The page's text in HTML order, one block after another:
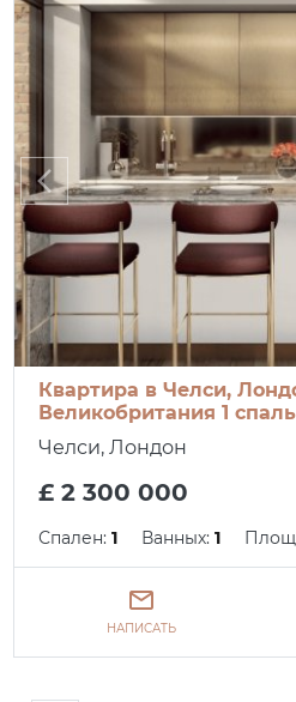
Квартира в Челси,
Великобритания 1
Челси, Лондон
£ 2 300 000
Спален:1 Ванных:1
НАПИСАТЬ